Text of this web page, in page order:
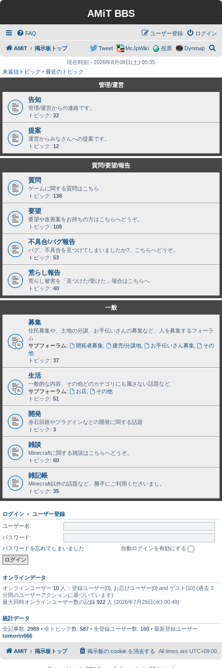
AMiT BBS
FAQ ログイン
ユーザー登録
AMiT 掲示板トップ Dynmap
投票
McJpWiki
Tweet
現在時刻 - 2026年8月08日(土) 05:35
未返信トピック • 最近のトピック
管理/運営
告知
管理/運営からの連絡です。
トピック: 32
提案
運営からみなさんへの提案です。
トピック: 12
質問/要望/報告
質問
ゲームに関する質問はこちら
トピック: 138
要望
要望や改善案をお持ちの方はこちらへどうぞ。
トピック: 108
不具合/バグ報告
バグ、不具合を見つけてしまいましたか?、こちらへどうぞ。
トピック: 53
荒らし報告
荒らし被害を「見つけた/受けた」場合はこちらへ
トピック: 40
一般
募集
住民募集や、土地の分譲、お手伝いさんの募集など、人を募集するフォーラ
ム
サブフォーラム:
開拓者募集, 建売/分譲地, お手伝いさん募集,
その
他
トピック: 37
生活
一般的な内容、その他どのカテゴリにも属さない話題など
サブフォーラム:
お店,
その他
トピック: 51
開発
赤石回路やプラグインなどの開発に関する話題
トピック: 3
雑談
Minecraftに関する雑談はこちらへどうぞ。
トピック: 60
雑記帳
Minecraft以外の話題など、勝手にご利用くださいまし。
トピック: 35
ログイン • ユーザー登録
ユーザー名:
パスワード:
パスワードを忘れてしまいました
自動ログインを有効にする
オンラインデータ
オンラインユーザー 10 人 :: 登録ユーザー[0], お忍びユーザー[0] and ゲスト[10] (過去 3
分間のユーザーアクションに基づいています)
最大同時オンラインユーザー数の記録 922 人 (2026年7月29日(水) 00:49)
統計データ
全記事数: 2989 • 全トピック数: 587 • 全登録ユーザー数: 160 • 最新登録ユーザー
tomorin666
AMiT 掲示板トップ All times are UTC+09:00
掲示板の cookie を消去する